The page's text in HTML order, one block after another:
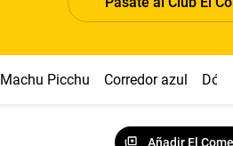
Machu Picchu Corredor azul Dólar
Añadir El